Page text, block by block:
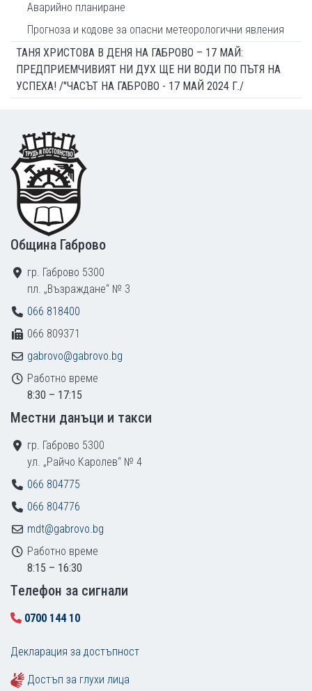
Аварийно планиране
Прогноза и кодове за опасни метеорологични явления
ТАНЯ ХРИСТОВА В ДЕНЯ НА ГАБРОВО – 17 МАЙ:
ПРЕДПРИЕМЧИВИЯТ НИ ДУХ ЩЕ НИ ВОДИ ПО ПЪТЯ НА
УСПЕХА! /"ЧАСЪТ НА ГАБРОВО - 17 МАЙ 2024 Г./
Footer
Община Габрово
гр. Габрово 5300
пл. „Възраждане“ № 3
066 818400
066 809371
gabrovo@gabrovo.bg
Работно време
8:30 – 17:15
Местни данъци и такси
гр. Габрово 5300
ул. „Райчо Каролев“ № 4
066 804775
066 804776
mdt@gabrovo.bg
Работно време
8:15 – 16:30
Tелефон за сигнали
0700 144 10
Декларация за достъпност
Достъп за глухи лица